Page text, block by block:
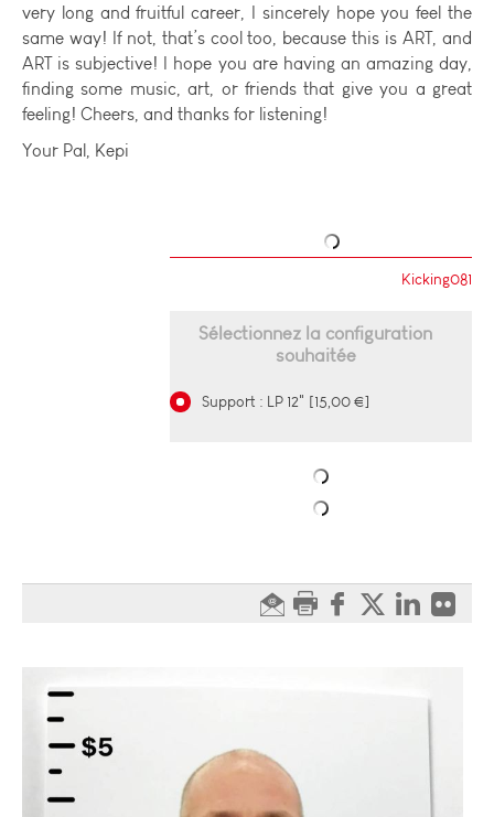
very long and fruitful career, I sincerely hope you feel the
same way! If not, that’s cool too, because this is ART, and
ART is subjective! I hope you are having an amazing day,
finding some music, art, or friends that give you a great
feeling! Cheers, and thanks for listening!
Your Pal, Kepi
Kicking081
Sélectionnez la configuration
souhaitée
Support : LP 12" [15,00 €]